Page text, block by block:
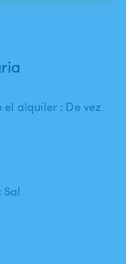
alquiler : De vez
Sal